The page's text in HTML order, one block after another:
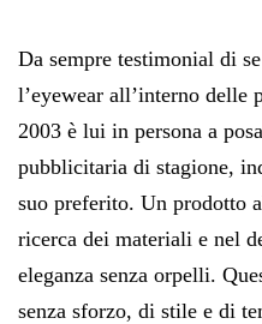
Da sempre testimonial di se
l’eyewear all’interno delle
2003 è lui in persona a
pubblicitaria di stagione,
suo preferito. Un prodotto
ricerca dei materiali e nel
eleganza senza orpelli.
senza sforzo, di stile e di